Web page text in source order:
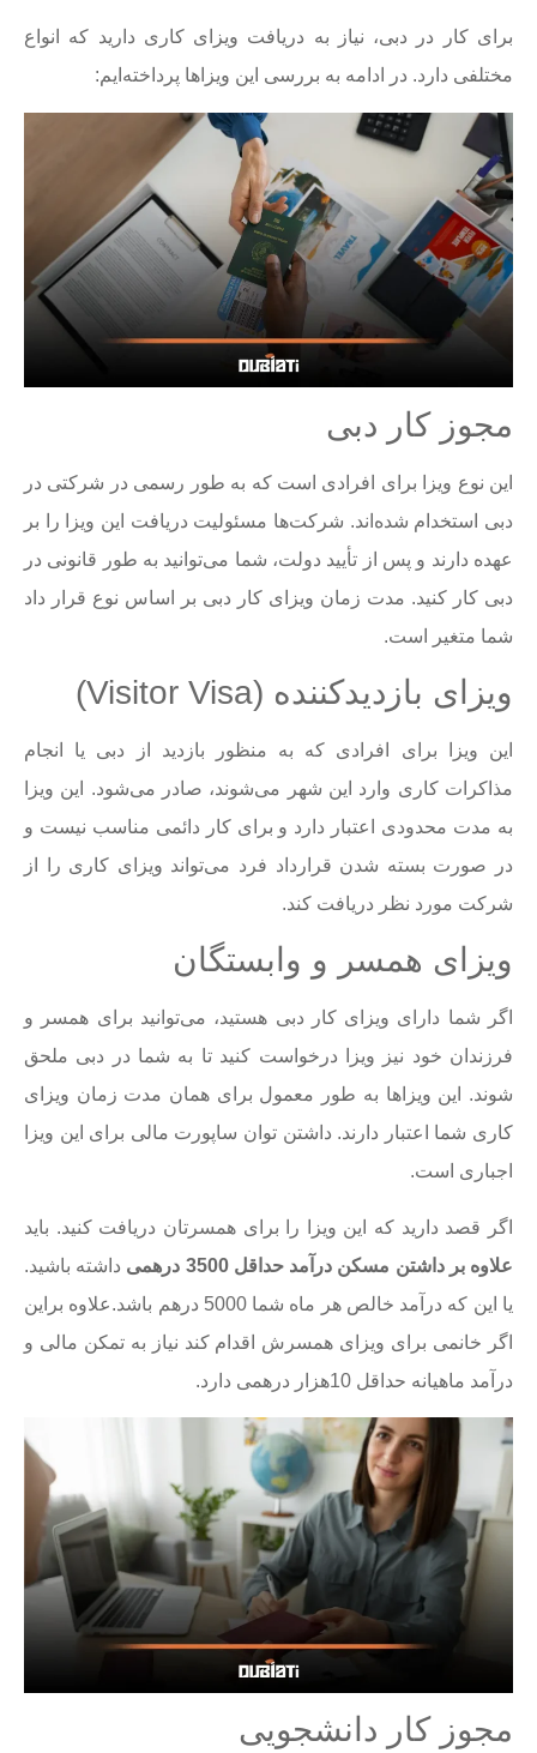
برای کار در دبی، نیاز به دریافت ویزای کاری دارید که انواع
مختلفی دارد. در ادامه به بررسی این ویزاها پرداخته‌ایم:
مجوز کار دبی
این نوع ویزا برای افرادی است که به طور رسمی در شرکتی در
دبی استخدام شده‌اند. شرکت‌ها مسئولیت دریافت این ویزا را بر
عهده دارند و پس از تأیید دولت، شما می‌توانید به طور قانونی در
دبی کار کنید. مدت زمان ویزای کار دبی بر اساس نوع قرار داد
شما متغیر است.
ویزای بازدیدکننده (Visitor Visa)
این ویزا برای افرادی که به منظور بازدید از دبی یا انجام
مذاکرات کاری وارد این شهر می‌شوند، صادر می‌شود. این ویزا
به مدت محدودی اعتبار دارد و برای کار دائمی مناسب نیست و
در صورت بسته شدن قرارداد فرد می‌تواند ویزای کاری را از
شرکت مورد نظر دریافت کند.
ویزای همسر و وابستگان
اگر شما دارای ویزای کار دبی هستید، می‌توانید برای همسر و
فرزندان خود نیز ویزا درخواست کنید تا به شما در دبی ملحق
شوند. این ویزاها به طور معمول برای همان مدت زمان ویزای
کاری شما اعتبار دارند. داشتن توان ساپورت مالی برای این ویزا
اجباری است.
اگر قصد دارید که این ویزا را برای همسرتان دریافت کنید. باید
علاوه بر داشتن مسکن درآمد حداقل 3500 درهمی
داشته باشید.
یا این که درآمد خالص هر ماه شما 5000 درهم باشد.علاوه براین
اگر خانمی برای ویزای همسرش اقدام کند نیاز به تمکن مالی و
درآمد ماهیانه حداقل 10هزار درهمی دارد.
مجوز کار دانشجویی